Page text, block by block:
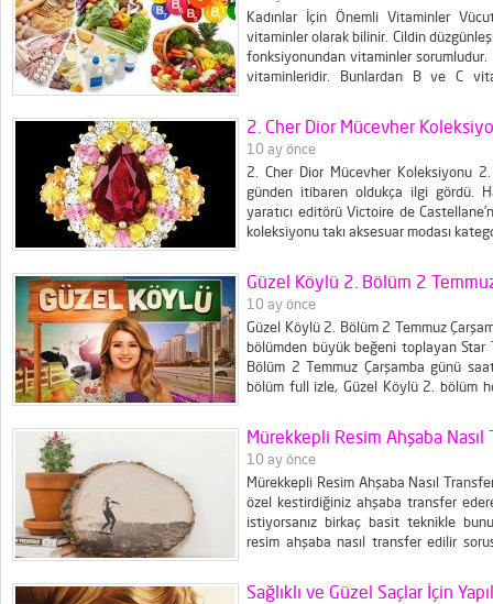
Kadınlar İçin Önemli Vitaminler
vitaminler olarak bilinir. Cildin
fonksiyonundan vitaminler sorumludur.
vitaminleridir. Bunlardan B ve C
2. Cher Dior Mücevher
10 ay önce
2. Cher Dior Mücevher Koleksiyonu 2.
günden itibaren oldukça ilgi gördü.
yaratıcı editörü Victoire de
koleksiyonu takı aksesuar modası
Güzel Köylü 2. Bölüm 2
10 ay önce
Güzel Köylü 2. Bölüm 2 Temmuz
bölümden büyük beğeni toplayan Star
Bölüm 2 Temmuz Çarşamba günü
bölüm full izle, Güzel Köylü 2. bölüm
Mürekkepli Resim Ahşaba Nasıl
10 ay önce
Mürekkepli Resim Ahşaba Nasıl
özel kestirdiğiniz ahşaba transfer
istiyorsanız birkaç basit teknikle
resim ahşaba nasıl transfer edilir
programları kullanarak dizayn ettikten
Sağlıklı ve Güzel Saçlar İçin